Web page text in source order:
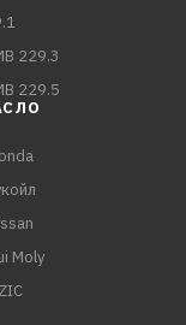
229.3
229.5
Moly